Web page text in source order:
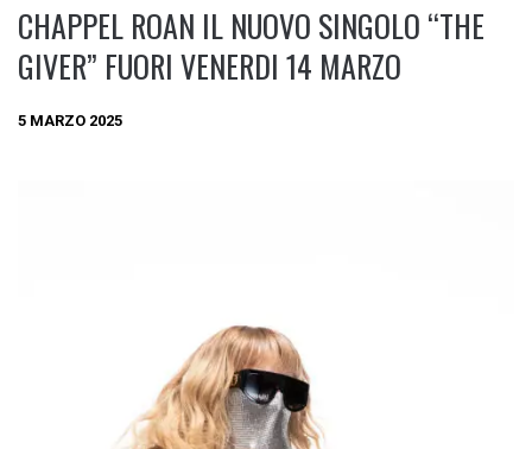
CHAPPEL ROAN IL NUOVO SINGOLO “THE
GIVER” FUORI VENERDI 14 MARZO
5 MARZO 2025